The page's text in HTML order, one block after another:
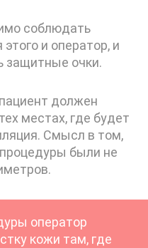
соблюдать
и оператор, и
защитные очки.
должен
местах, где будет
Смысл в том,
были не
оператор
кожи там, где